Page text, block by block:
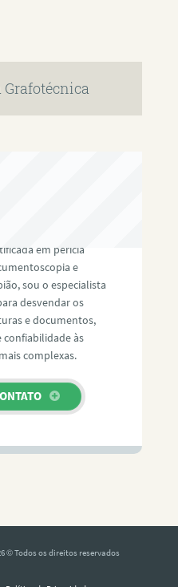
Grafotécnica
em perícia
e
sou o especialista
desvendar os
e documentos,
confiabilidade às
complexas.
© Todos os direitos reservados